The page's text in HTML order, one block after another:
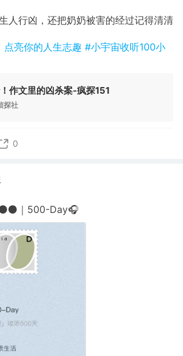
人行凶，还把奶奶被害的经过记得清清
点亮你的人生志趣 #小宇宙收听100小
作文里的凶杀案-疯探151
探社
0
｜500-Day🎧